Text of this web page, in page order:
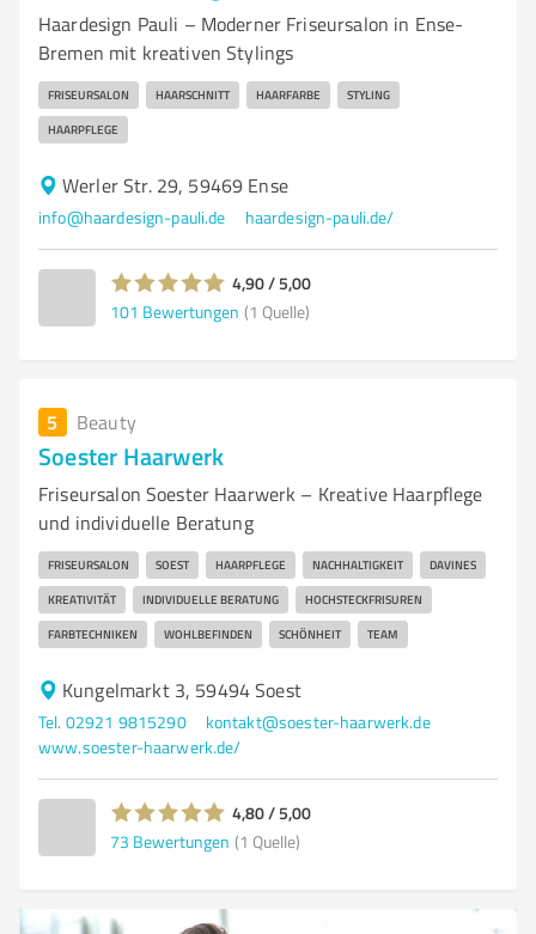
Haardesign Pauli – Moderner Friseursalon in Ense-
Bremen mit kreativen Stylings
FRISEURSALON HAARSCHNITT HAARFARBE STYLING
HAARPFLEGE
Werler Str. 29, 59469 Ense
info@haardesign-pauli.de haardesign-pauli.de/
4,90 / 5,00
101 Bewertungen (1 Quelle)
5 Beauty
Soester Haarwerk
Friseursalon Soester Haarwerk – Kreative Haarpflege
und individuelle Beratung
FRISEURSALON SOEST HAARPFLEGE NACHHALTIGKEIT DAVINES
KREATIVITÄT INDIVIDUELLE BERATUNG HOCHSTECKFRISUREN
FARBTECHNIKEN WOHLBEFINDEN SCHÖNHEIT TEAM
Kungelmarkt 3, 59494 Soest
Tel. 02921 9815290
kontakt@soester-haarwerk.de
www.soester-haarwerk.de/
4,80 / 5,00
73 Bewertungen (1 Quelle)